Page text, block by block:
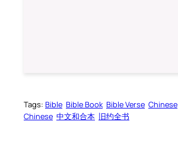
Tags: Bible Bible Book Bible Verse Chinese
Chinese 中文和合本 旧约全书